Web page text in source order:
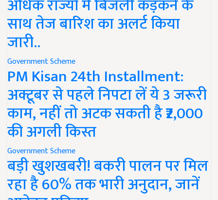
अधिक राज्यों में बिजली कड़कने के
साथ तेज बारिश का अलर्ट किया
जारी..
Government Scheme
PM Kisan 24th Installment:
अक्टूबर से पहले निपटा लें ये 3 जरूरी
काम, नहीं तो अटक सकती है ₹2,000
की अगली किस्त
Government Scheme
बड़ी खुशखबरी! बकरी पालन पर मिल
रहा है 60% तक भारी अनुदान, जानें